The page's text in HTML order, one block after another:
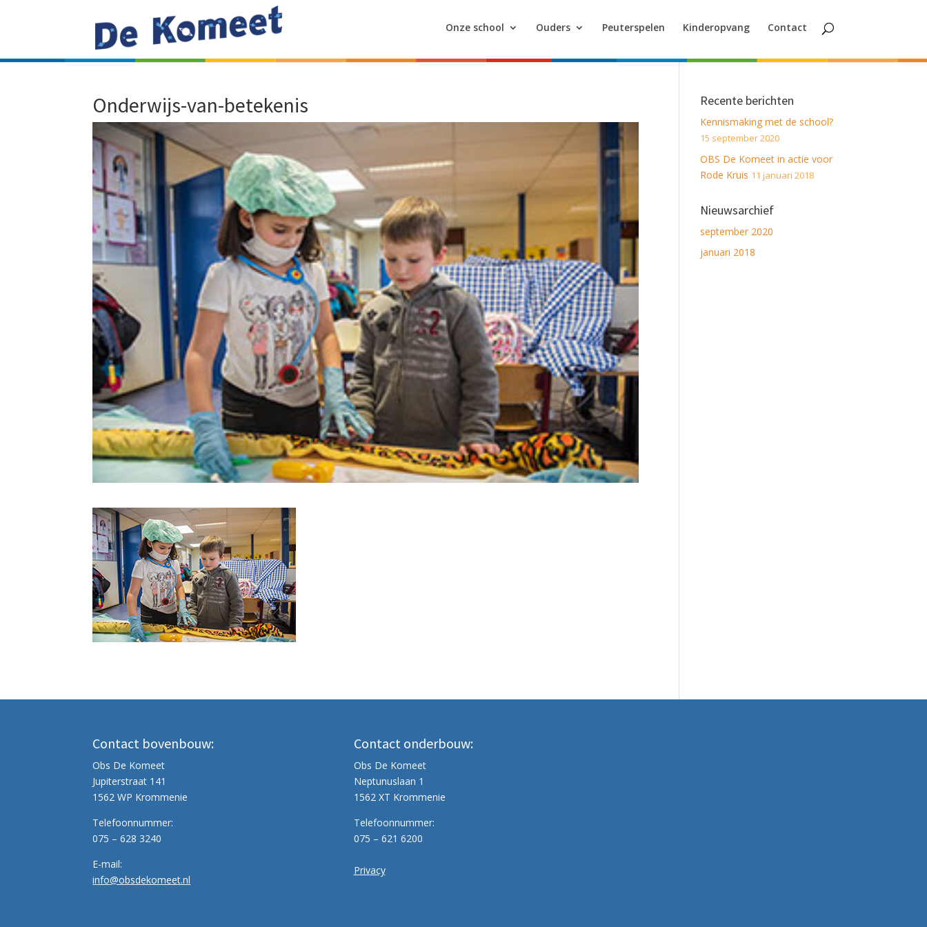
Onze school Ouders Peuterspelen Kinderopvang Contact
Onderwijs-van-betekenis Recente berichten
Kennismaking met de school?
15 september 2020
OBS De Komeet in actie voor
Rode Kruis 11 januari 2018
Nieuwsarchief
september 2020
januari 2018
Contact bovenbouw:
Obs De Komeet
Jupiterstraat 141
1562 WP Krommenie
Telefoonnummer:
075 – 628 3240
E-mail:
info@obsdekomeet.nl
Contact onderbouw:
Obs De Komeet
Neptunuslaan 1
1562 XT Krommenie
Telefoonnummer:
075 – 621 6200
Privacy